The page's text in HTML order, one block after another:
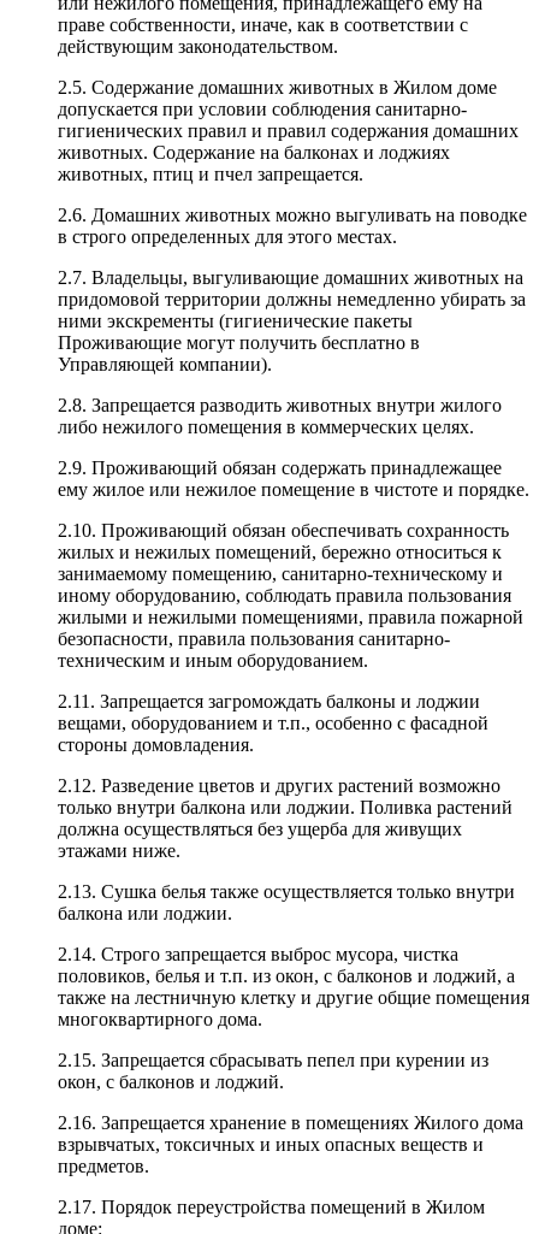
праве собственности, иначе, как в соответствии с
действующим законодательством.
2.5. Содержание домашних животных в Жилом доме
допускается при условии соблюдения санитарно-
гигиенических правил и правил содержания домашних
животных. Содержание на балконах и лоджиях
животных, птиц и пчел запрещается.
2.6. Домашних животных можно выгуливать на поводке
в строго определенных для этого местах.
2.7. Владельцы, выгуливающие домашних животных на
придомовой территории должны немедленно убирать за
ними экскременты (гигиенические пакеты
Проживающие могут получить бесплатно в
Управляющей компании).
2.8. Запрещается разводить животных внутри жилого
либо нежилого помещения в коммерческих целях.
2.9. Проживающий обязан содержать принадлежащее
ему жилое или нежилое помещение в чистоте и порядке.
2.10. Проживающий обязан обеспечивать сохранность
жилых и нежилых помещений, бережно относиться к
занимаемому помещению, санитарно-техническому и
иному оборудованию, соблюдать правила пользования
жилыми и нежилыми помещениями, правила пожарной
безопасности, правила пользования санитарно-
техническим и иным оборудованием.
2.11. Запрещается загромождать балконы и лоджии
вещами, оборудованием и т.п., особенно с фасадной
стороны домовладения.
2.12. Разведение цветов и других растений возможно
только внутри балкона или лоджии. Поливка растений
должна осуществляться без ущерба для живущих
этажами ниже.
2.13. Сушка белья также осуществляется только внутри
балкона или лоджии.
2.14. Строго запрещается выброс мусора, чистка
половиков, белья и т.п. из окон, с балконов и лоджий, а
также на лестничную клетку и другие общие помещения
многоквартирного дома.
2.15. Запрещается сбрасывать пепел при курении из
окон, с балконов и лоджий.
2.16. Запрещается хранение в помещениях Жилого дома
взрывчатых, токсичных и иных опасных веществ и
предметов.
2.17. Порядок переустройства помещений в Жилом
доме: